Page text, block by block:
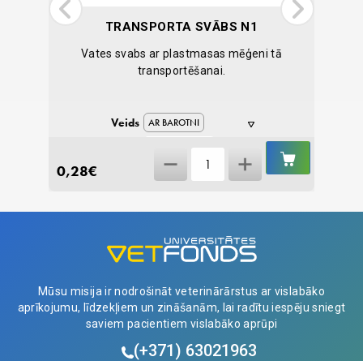
GROZĀ
TRANSPORTA SVĀBS N1
Vates svabs ar plastmasas mēģeni tā
transportēšanai.
Veids
AR BAROTNI
BEZ BAROTNES
0,28€
svābs
Mūsu misija ir nodrošināt veterinārārstus ar vislabāko
aprīkojumu, līdzekļiem un zināšanām, lai radītu iespēju sniegt
saviem pacientiem vislabāko aprūpi
(+371) 63021963